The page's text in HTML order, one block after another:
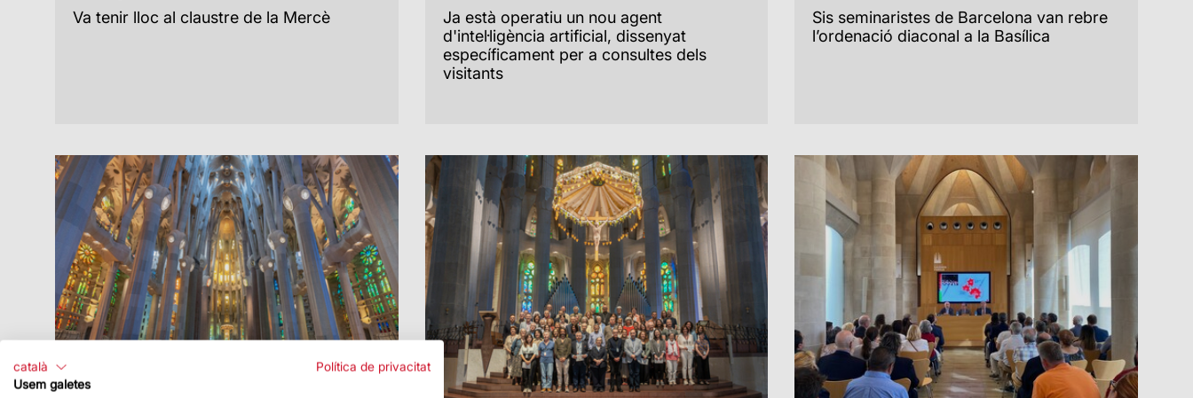
Va tenir lloc al claustre de la Mercè
Ja està operatiu un nou agent
d'intel·ligència artificial, dissenyat
específicament per a consultes dels
visitants
Sis seminaristes de Barcelona van rebre
l’ordenació diaconal a la Basílica
català
Política de privacitat
Usem galetes